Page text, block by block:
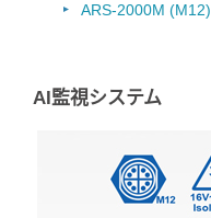
ARS-2000M (M12)
AI監視システム